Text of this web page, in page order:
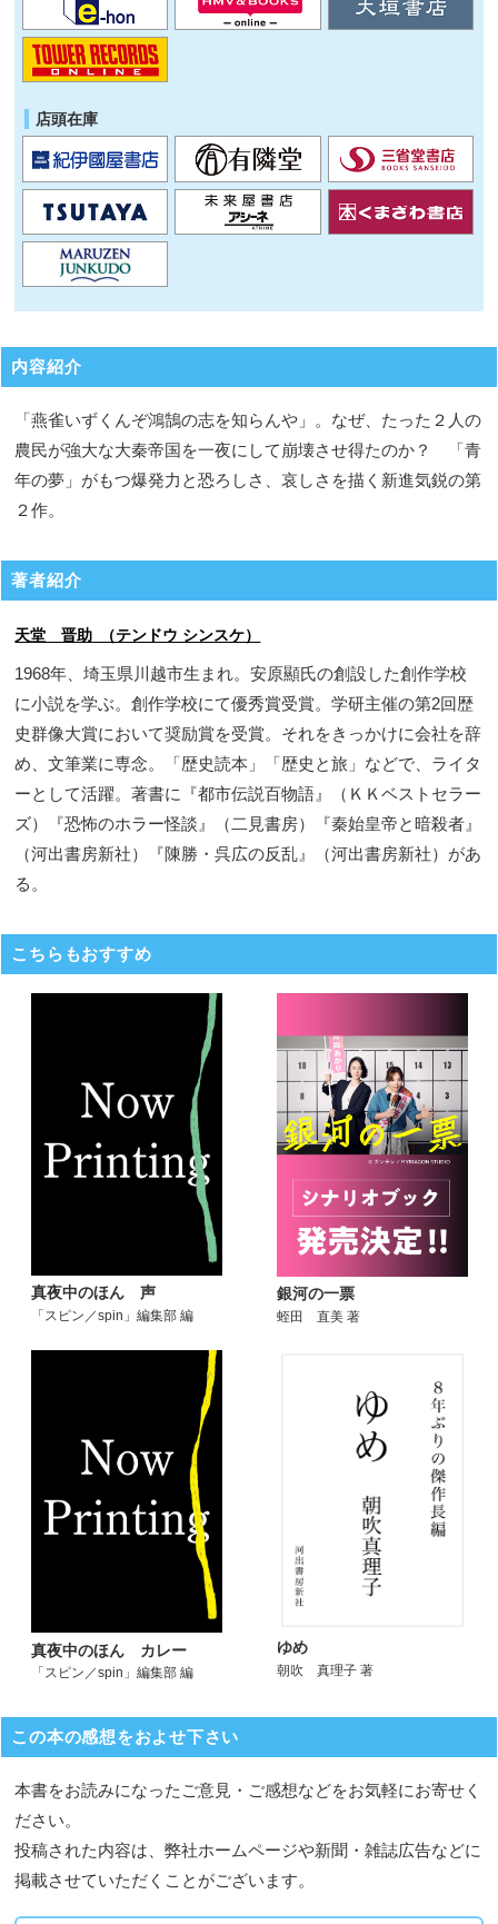
店頭在庫
内容紹介
「燕雀いずくんぞ鴻鵠の志を知らんや」。なぜ、たった２人の
農民が強大な大秦帝国を一夜にして崩壊させ得たのか？ 「青
年の夢」がもつ爆発力と恐ろしさ、哀しさを描く新進気鋭の第
２作。
著者紹介
天堂 晋助 （テンドウ シンスケ）
1968年、埼玉県川越市生まれ。安原顯氏の創設した創作学校
に小説を学ぶ。創作学校にて優秀賞受賞。学研主催の第2回歴
史群像大賞において奨励賞を受賞。それをきっかけに会社を辞
め、文筆業に専念。「歴史読本」「歴史と旅」などで、ライタ
ーとして活躍。著書に『都市伝説百物語』（ＫＫベストセラー
ズ）『恐怖のホラー怪談』（二見書房）『秦始皇帝と暗殺者』
（河出書房新社）『陳勝・呉広の反乱』（河出書房新社）があ
る。
こちらもおすすめ
真夜中のほん 声
「スピン／spin」編集部 編
銀河の一票
蛭田 直美 著
真夜中のほん カレー
「スピン／spin」編集部 編
ゆめ
朝吹 真理子 著
この本の感想をおよせ下さい
本書をお読みになったご意見・ご感想などをお気軽にお寄せく
ださい。
投稿された内容は、弊社ホームページや新聞・雑誌広告などに
掲載させていただくことがございます。